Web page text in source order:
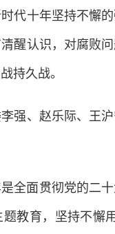
代十年坚持不懈
醒认识，对腐败
持久战。
、赵乐际、王沪
面贯彻党的二十
教育，坚持不懈